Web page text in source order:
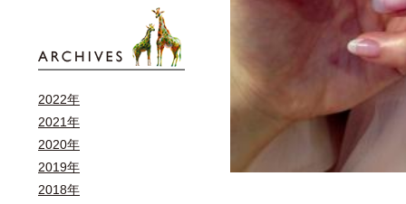
2022年
2021年
2020年
2019年
2018年